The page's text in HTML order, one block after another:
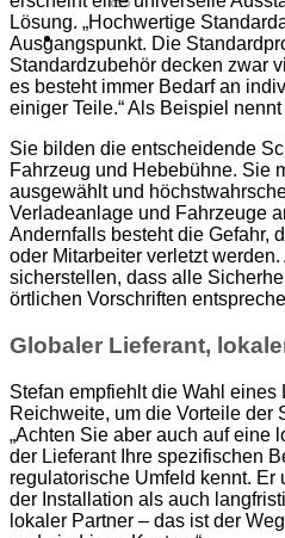
Angebot
Lösung. „Hochwertige
Ausgangspunkt. Die
Standardzubehör decken zwar
es besteht immer Bedarf an
einiger Teile.“ Als Beispiel
Sie bilden die entscheidende
Fahrzeug und Hebebühne. Sie
ausgewählt und
Verladeanlage und Fahrzeuge
Andernfalls besteht die Gefahr,
oder Mitarbeiter verletzt
sicherstellen, dass alle
örtlichen Vorschriften
Globaler Lieferant,
Stefan empfiehlt die Wahl
Reichweite, um die Vorteile der
„Achten Sie aber auch auf eine
der Lieferant Ihre spezifischen
regulatorische Umfeld kennt. Er
der Installation als auch
lokaler Partner – das ist der